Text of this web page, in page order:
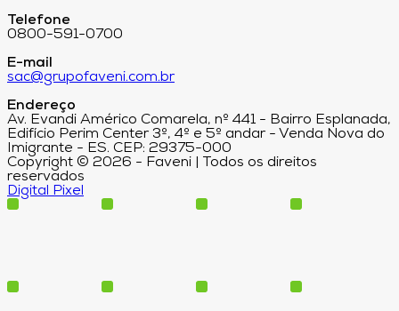
Telefone
0800-591-0700
E-mail
sac@grupofaveni.com.br
Endereço
Av. Evandi Américo Comarela, nº 441 - Bairro Esplanada,
Edifício Perim Center 3º, 4º e 5º andar - Venda Nova do
Imigrante - ES. CEP: 29375-000
Copyright © 2026 - Faveni | Todos os direitos
reservados
Digital Pixel